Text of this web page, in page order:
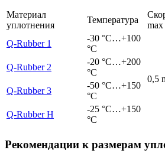
Материал
уплотнения
Температура
max
Q-Rubber 1
-30 °C…+100
°C
0,5
Q-Rubber 2
-20 °C…+200
°C
Q-Rubber 3
-50 °C…+150
°C
Q-Rubber Н
-25 °C…+150
°C
Рекомендации к размерам